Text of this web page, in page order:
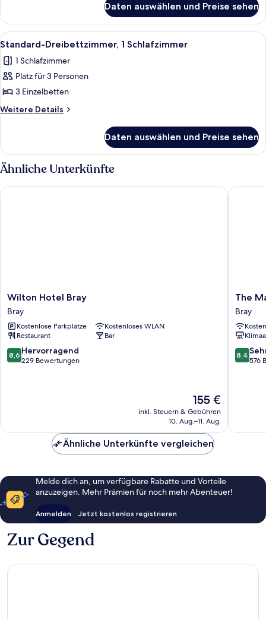
Mehrere
Betten
Daten auswählen und Preise sehen
Alle
Fotos
für
Standard-
Dreibettzimmer,
1
Ein ordentlich bezogenes Bett mit
1
Standard-Dreibettzimmer, 1 Schlafzimmer
1 Schlafzimmer
Platz für 3 Personen
3 Einzelbetten
Weitere Details
Weitere
Dreibettzimmer,
1
Schlafzimmer
Daten auswählen und Preise sehen
Ähnliche Unterkünfte
Wilton
Hotel
Bray
Bray
Wilton Hotel Bray
Bray
Kostenlose Parkplätze
Kostenloses WLAN
Restaurant
Bar
8.6
von
8,6 Hervorragend
229 Bewertungen
Der
Preis
beträgt
155 €
inkl. Steuern & Gebühren
10. Aug.–11. Aug.
Wilton Hotel Bray
The
Martello
Hotel
Bray
The
Bray
8.4
von
8,4
576
The
Ähnliche Unterkünfte vergleichen
Melde dich an, um verfügbare Rabatte und Vorteile
anzuzeigen. Mehr Prämien für noch mehr Abenteuer!
Anmelden Jetzt kostenlos registrieren
Zur Gegend